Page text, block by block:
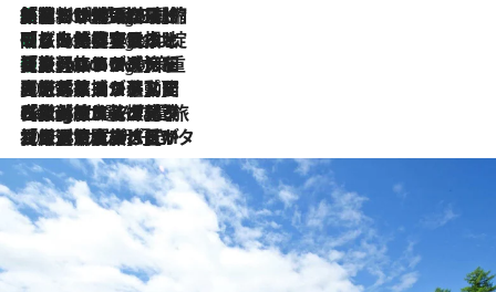
5 Hours Ago
「荷物が増えるほど旅ストレスは増す」美容ジャーナリストがたどり着いた最終結論。“化粧品を劇的に減らす”感動の凝縮美容とは
5 Hours Ago
「旅先には金髪ウィッグを持参」日本と同じメイクでは損してる!? 美容ジャーナリストが提案する“掟破りの旅美容”とは
5 Hours Ago
【厳選旅コスメ】「身軽さ＆UV対策重視！」ヘアアーティストshucoが選んだ夏旅ベストコスメを発表【Mサイズジップ】
2026.8.5
【厳選旅コスメ】国内をあちこち移動する河井菜摘が選んだ夏旅ベストコスメ発表！「リラックスアイテムはマスト」【Mサイズジップ】
2026.8.4
【厳選旅コスメ】「紫外線＆乾燥対策しながらメイク感も！」ヘア＆メイクGeorgeが選んだ夏旅ベストコスメを発表！【Mサイズジップ】
2026.8.3
【厳選旅コスメ】「保湿もタイパ重視！」“サウナ好き”タレント清水みさとが愛用する夏旅ベストコスメを発表！【Mサイズジップ】